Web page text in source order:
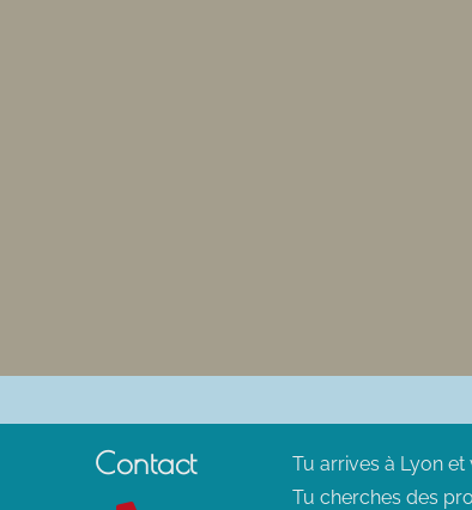
Contact
Tu arrives à Lyon
Tu cherches des